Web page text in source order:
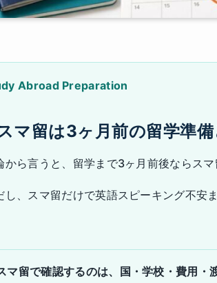
Abroad Preparation
マ留は3ヶ月前の留学準
から言うと、留学まで3ヶ月前後ならスマ
し、スマ留だけで英語スピーキング不安
マ留で確認するのは、国・学校・費用・